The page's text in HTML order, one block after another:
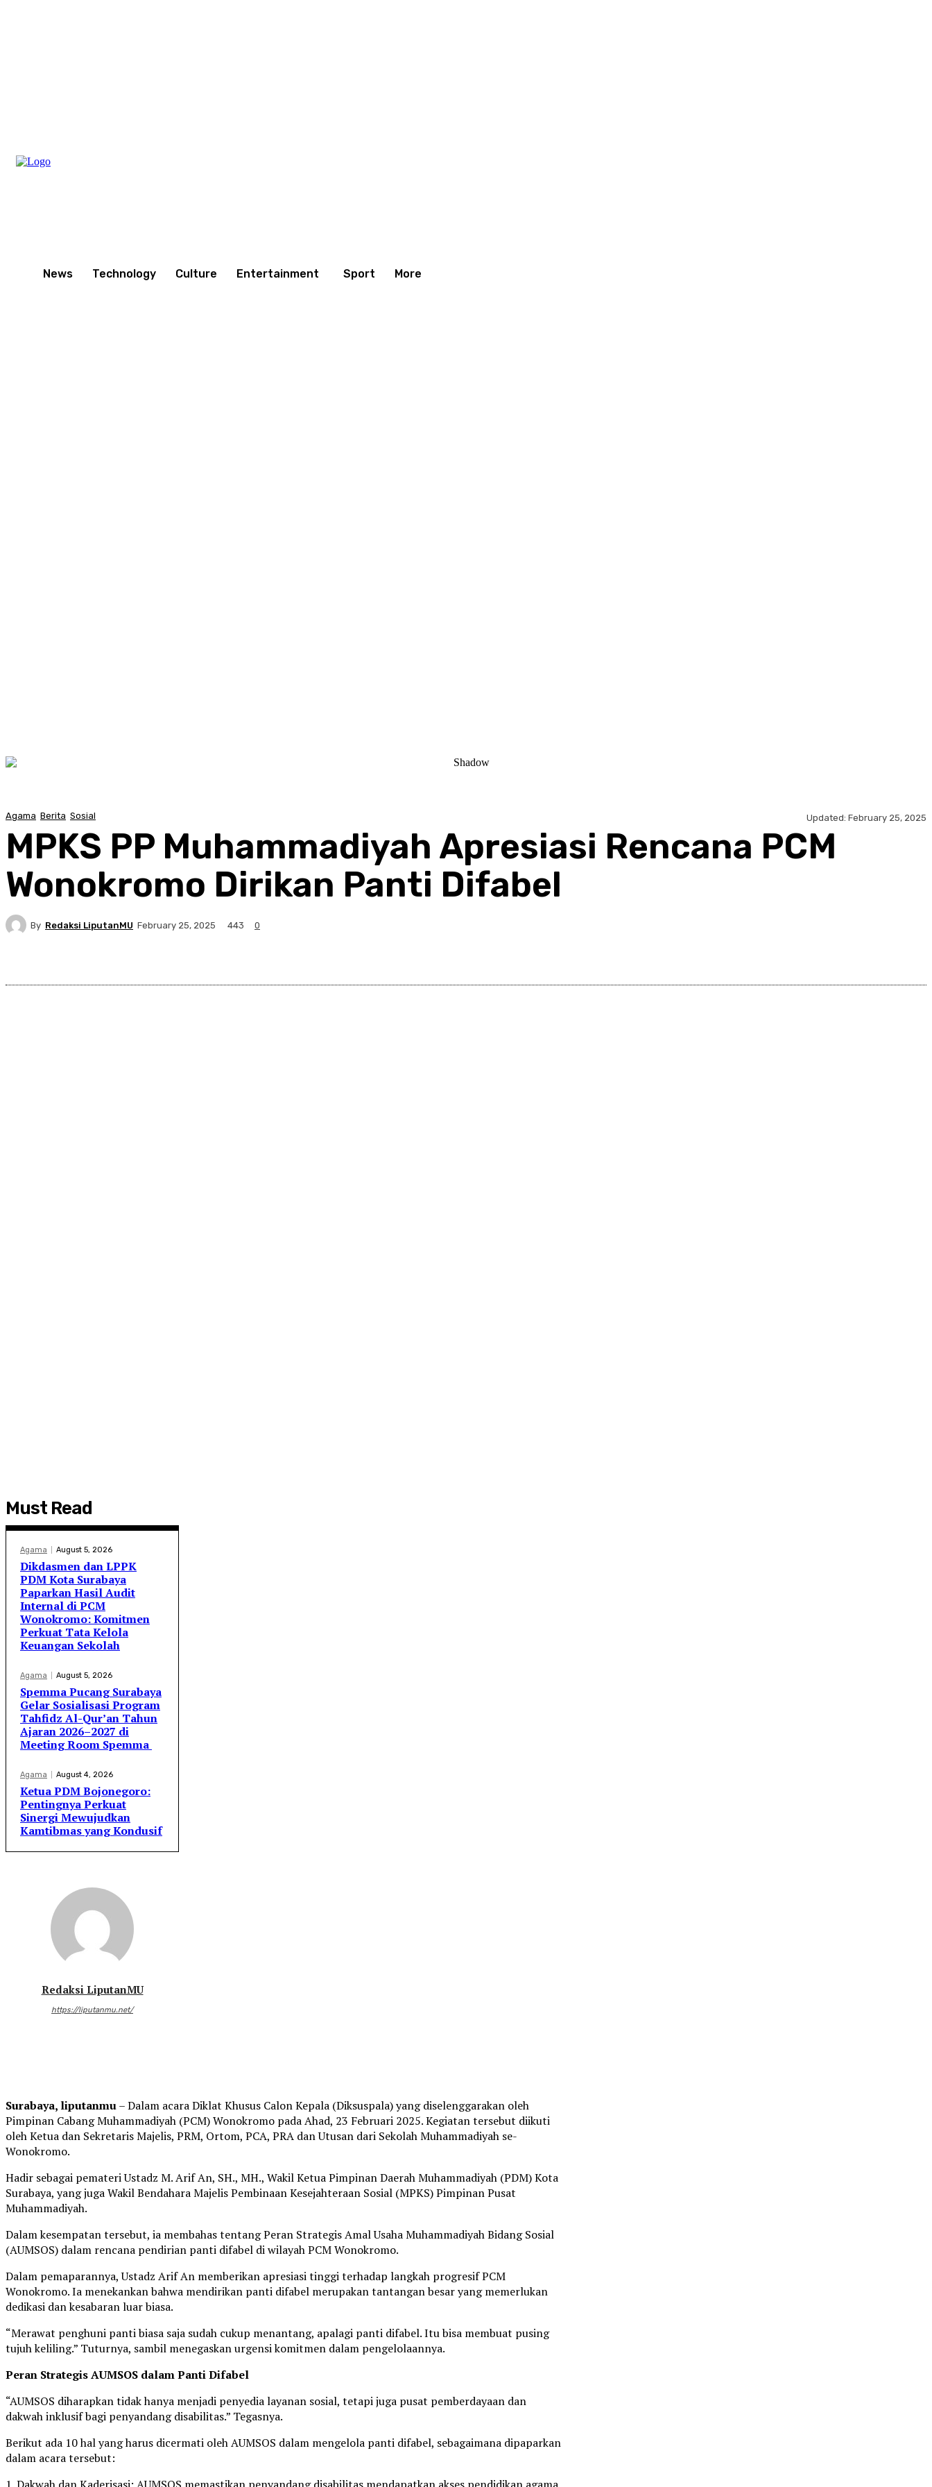
News Technology Culture Entertainment Sport More
Agama Berita Sosial Updated: February 25, 2025
MPKS PP Muhammadiyah Apresiasi Rencana PCM
Wonokromo Dirikan Panti Difabel
By Redaksi LiputanMU February 25, 2025 443 0
Must Read
Agama August 5, 2026
Dikdasmen dan LPPK
PDM Kota Surabaya
Paparkan Hasil Audit
Internal di PCM
Wonokromo: Komitmen
Perkuat Tata Kelola
Keuangan Sekolah
Agama August 5, 2026
Spemma Pucang Surabaya
Gelar Sosialisasi Program
Tahfidz Al-Qur’an Tahun
Ajaran 2026–2027 di
Meeting Room Spemma
Agama August 4, 2026
Ketua PDM Bojonegoro:
Pentingnya Perkuat
Sinergi Mewujudkan
Kamtibmas yang Kondusif
Redaksi LiputanMU
https://liputanmu.net/
Surabaya, liputanmu– Dalam acara Diklat Khusus Calon Kepala (Diksuspala) yang diselenggarakan oleh
Pimpinan Cabang Muhammadiyah (PCM) Wonokromo pada Ahad, 23 Februari 2025. Kegiatan tersebut diikuti
oleh Ketua dan Sekretaris Majelis, PRM, Ortom, PCA, PRA dan Utusan dari Sekolah Muhammadiyah se-
Wonokromo.
Hadir sebagai pemateri Ustadz M. Arif An, SH., MH., Wakil Ketua Pimpinan Daerah Muhammadiyah (PDM) Kota
Surabaya, yang juga Wakil Bendahara Majelis Pembinaan Kesejahteraan Sosial (MPKS) Pimpinan Pusat
Muhammadiyah.
Dalam kesempatan tersebut, ia membahas tentang Peran Strategis Amal Usaha Muhammadiyah Bidang Sosial
(AUMSOS) dalam rencana pendirian panti difabel di wilayah PCM Wonokromo.
Dalam pemaparannya, Ustadz Arif An memberikan apresiasi tinggi terhadap langkah progresif PCM
Wonokromo. Ia menekankan bahwa mendirikan panti difabel merupakan tantangan besar yang memerlukan
dedikasi dan kesabaran luar biasa.
“Merawat penghuni panti biasa saja sudah cukup menantang, apalagi panti difabel. Itu bisa membuat pusing
tujuh keliling.” Tuturnya, sambil menegaskan urgensi komitmen dalam pengelolaannya.
Peran Strategis AUMSOS dalam Panti Difabel
“AUMSOS diharapkan tidak hanya menjadi penyedia layanan sosial, tetapi juga pusat pemberdayaan dan
dakwah inklusif bagi penyandang disabilitas.” Tegasnya.
Berikut ada 10 hal yang harus dicermati oleh AUMSOS dalam mengelola panti difabel, sebagaimana dipaparkan
dalam acara tersebut: